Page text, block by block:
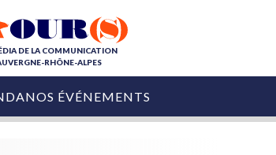
DE LA COMMUNICATION
RHÔNE-ALPES
NOS ÉVÉNEMENTS